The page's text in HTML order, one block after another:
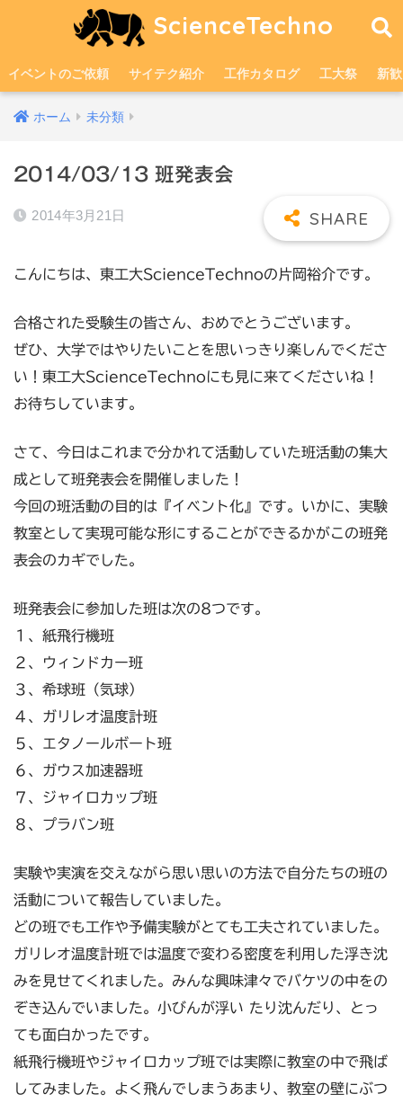
ScienceTechno
イベントのご依頼 サイテク紹介 工作カタログ 工大祭 新歓
ホーム 未分類
2014/03/13 班発表会
2014年3月21日
こんにちは、東工大ScienceTechnoの片岡裕介です。
合格された受験生の皆さん、おめでとうございます。
ぜひ、大学ではやりたいことを思いっきり楽しんでくださ
い！東工大ScienceTechnoにも見に来てくださいね！
お待ちしています。
さて、今日はこれまで分かれて活動していた班活動の集大
成として班発表会を開催しました！
今回の班活動の目的は『イベント化』です。いかに、実験
教室として実現可能な形にすることができるかがこの班発
表会のカギでした。
班発表会に参加した班は次の8つです。
１、紙飛行機班
２、ウィンドカー班
３、希球班（気球）
４、ガリレオ温度計班
５、エタノールボート班
６、ガウス加速器班
７、ジャイロカップ班
８、プラバン班
実験や実演を交えながら思い思いの方法で自分たちの班の
活動について報告していました。
どの班でも工作や予備実験がとても工夫されていました。
ガリレオ温度計班では温度で変わる密度を利用した浮き沈
みを見せてくれました。みんな興味津々でバケツの中をの
ぞき込んでいました。小びんが浮い たり沈んだり、とっ
ても面白かったです。
紙飛行機班やジャイロカップ班では実際に教室の中で飛ば
してみました。よく飛んでしまうあまり、教室の壁にぶつ